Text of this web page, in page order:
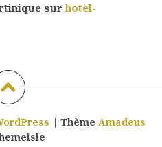
surhotel-
| Thème Amadeus